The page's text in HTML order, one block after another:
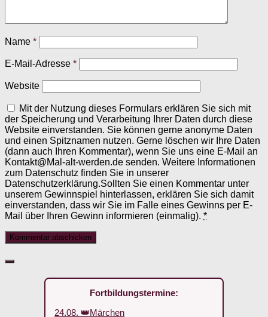
Name *
E-Mail-Adresse *
Website
Mit der Nutzung dieses Formulars erklären Sie sich mit
der Speicherung und Verarbeitung Ihrer Daten durch diese
Website einverstanden. Sie können gerne anonyme Daten
und einen Spitznamen nutzen. Gerne löschen wir Ihre Daten
(dann auch Ihren Kommentar), wenn Sie uns eine E-Mail an
Kontakt@Mal-alt-werden.de senden. Weitere Informationen
zum Datenschutz finden Sie in unserer
Datenschutzerklärung.Sollten Sie einen Kommentar unter
unserem Gewinnspiel hinterlassen, erklären Sie sich damit
einverstanden, dass wir Sie im Falle eines Gewinns per E-
Mail über Ihren Gewinn informieren (einmalig). *
Fortbildungstermine:
24.08. 👑Märchen